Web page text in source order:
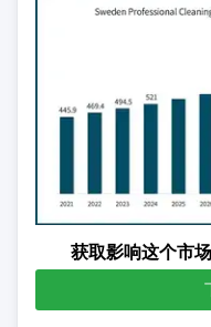
获取影响这个市